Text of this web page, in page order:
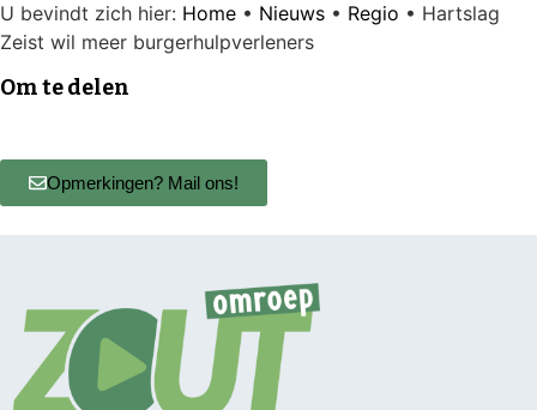
U bevindt zich hier: Home • Nieuws • Regio • Hartslag
Zeist wil meer burgerhulpverleners
Om te delen
Opmerkingen? Mail ons!